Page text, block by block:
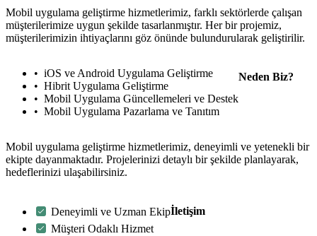
Mobil uygulama geliştirme hizmetlerimiz, farklı sektörlerde çalışan
müşterilerimize uygun şekilde tasarlanmıştır. Her bir projemiz,
müşterilerimizin ihtiyaçlarını göz önünde bulundurularak geliştirilir.
iOS ve Android Uygulama Geliştirme
Hibrit Uygulama Geliştirme
Mobil Uygulama Güncellemeleri ve Destek
Mobil Uygulama Pazarlama ve Tanıtım
Neden Biz?
Mobil uygulama geliştirme hizmetlerimiz, deneyimli ve yetenekli bir
ekipte dayanmaktadır. Projelerinizi detaylı bir şekilde planlayarak,
hedeflerinizi ulaşabilirsiniz.
Deneyimli ve Uzman Ekip
Müşteri Odaklı Hizmet
İletişim